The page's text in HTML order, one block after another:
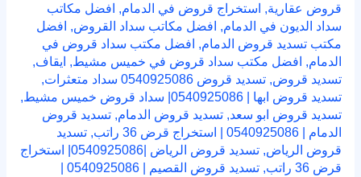
قروض عقارية, استخراج قروض في الدمام, افضل مكاتب
سداد الديون في الدمام, افضل مكاتب سداد القروض, افضل
مكتب تسديد قروض الدمام, افضل مكتب سداد قروض في
الدمام, افضل مكتب سداد قروض في خميس مشيط, ايقاف,
تسديد قروض, تسديد قروض 0540925086 سداد متعثرات
,
تسديد قروض ابها | 0540925086| سداد قروض خميس مشيط
,
تسديد قروض ابو سعد, تسديد قروض الدمام, تسديد قروض
الدمام | 0540925086 | استخراج قرض 36 راتب
, تسديد
قروض الرياض,
تسديد قروض الرياض |0540925086| استخراج
قرض 36 راتب
,
تسديد قروض القصيم | 0540925086 |